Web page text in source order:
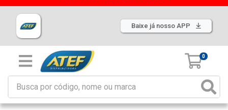
Baixe já nosso APP
0